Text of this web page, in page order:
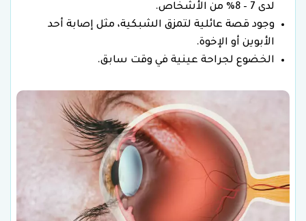
لدى 7 – 8% من الأشخاص.
وجود قصة عائلية لتمزق الشبكية، مثل إصابة أحد
الأبوين أو الإخوة.
الخضوع لجراحة عينية في وقت سابق.